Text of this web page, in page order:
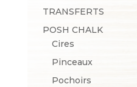
TRANSFERTS
POSH CHALK
Cires
Pinceaux
Pochoirs